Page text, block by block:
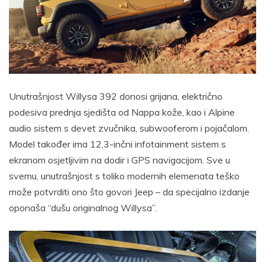
Unutrašnjost Willysa 392 donosi grijana, električno
podesiva prednja sjedišta od Nappa kože, kao i Alpine
audio sistem s devet zvučnika, subwooferom i pojačalom.
Model također ima 12,3-inčni infotainment sistem s
ekranom osjetljivim na dodir i GPS navigacijom. Sve u
svemu, unutrašnjost s toliko modernih elemenata teško
može potvrditi ono što govori Jeep – da specijalno izdanje
oponaša “dušu originalnog Willysa”.